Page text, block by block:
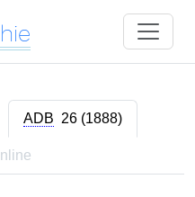
ADB 26 (1888)